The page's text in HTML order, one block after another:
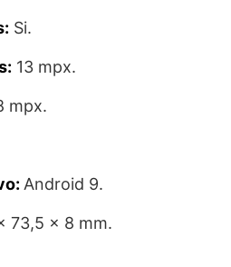
Si.
13 mpx.
mpx.
Android 9.
73,5 x 8 mm.